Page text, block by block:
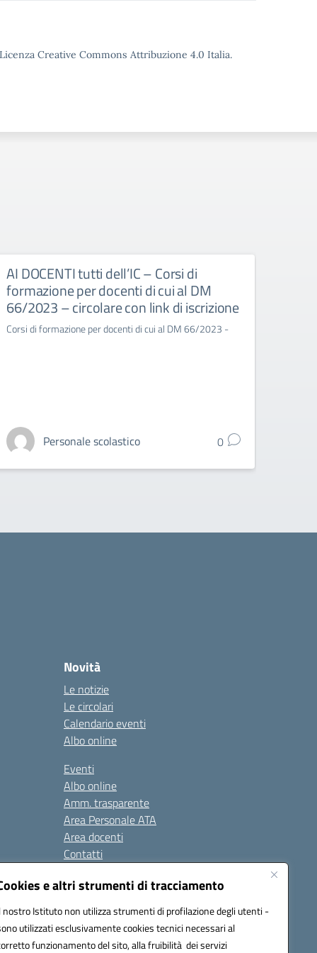
e altri strumenti di tracciamento
nostro Istituto non utilizza strumenti di profilazione degli utenti -
utilizzati esclusivamente cookies tecnici necessari al
funzionamento del sito, alla fruibilità dei servizi
Creative Commons Attribuzione 4.0 Italia.
AI DOCENTI tutti dell’IC – Corsi di
formazione per docenti di cui al DM
66/2023 – circolare con link di iscrizione
Corsi di formazione per docenti di cui al DM 66/2023 -
Personale scolastico 0
Novità
Le notizie
Le circolari
Calendario eventi
Albo online
Eventi
Albo online
Amm. trasparente
Area Personale ATA
Area docenti
Contatti